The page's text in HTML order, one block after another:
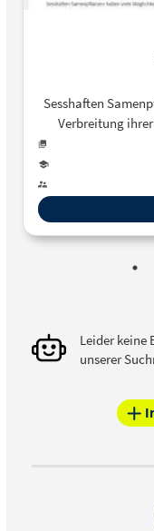
Sesshaften
Verbreitung ihrer
Einrichtungen
Verbreitung
Leider keine
unserer